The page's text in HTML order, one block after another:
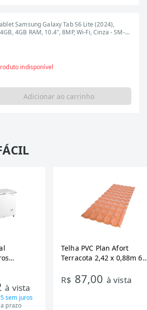
Samsung Galaxy Tab S6 Lite (2024),
4GB RAM, 10.4", 8MP, Wi-Fi, Cinza - SM-
indisponível
Adicionar ao carrinho
Branco,
à vista
sem juros
prazo
Telha PVC Plan Afort
Terracota 2,42 x 0,88m 6
R$ 87,00 à vista